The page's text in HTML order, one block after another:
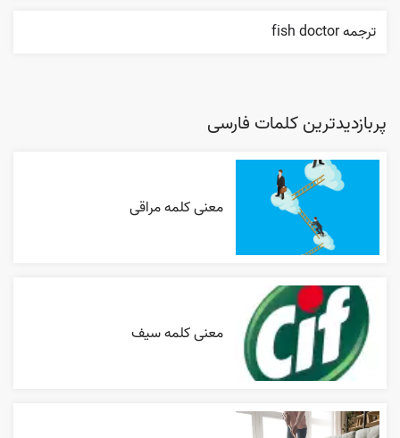
ترجمه fish doctor
پربازدیدترین کلمات فارسی
معنی کلمه مراقی
معنی کلمه سیف